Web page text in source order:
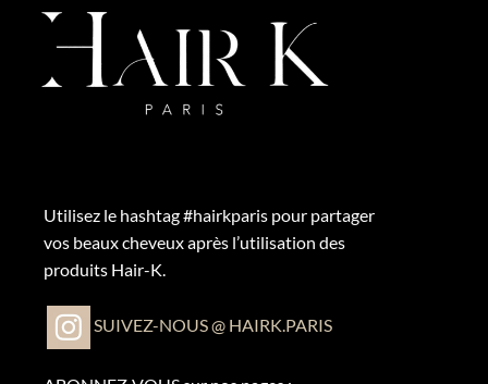
Utilisez le hashtag #hairkparis pour partager
vos beaux cheveux après l’utilisation des
produits Hair-K.
SUIVEZ-NOUS @ HAIRK.PARIS